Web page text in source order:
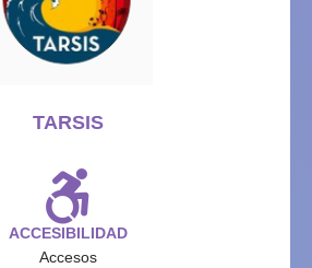
TARSIS
ACCESIBILIDAD
Accesos